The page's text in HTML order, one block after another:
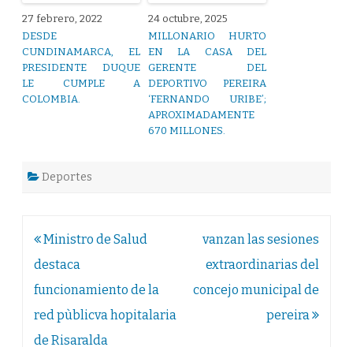
27 febrero, 2022
DESDE
CUNDINAMARCA, EL
PRESIDENTE DUQUE
LE CUMPLE A
COLOMBIA.
24 octubre, 2025
MILLONARIO HURTO
EN LA CASA DEL
GERENTE DEL
DEPORTIVO PEREIRA
‘FERNANDO URIBE’;
APROXIMADAMENTE
670 MILLONES.
Deportes
Navegación
de
entradas
Ministro de Salud
destaca
funcionamiento de la
red pùblicva hopitalaria
de Risaralda
vanzan las sesiones
extraordinarias del
concejo municipal de
pereira